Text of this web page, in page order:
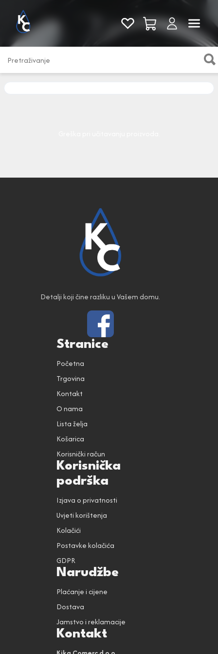
Pogledaj sve
Detalji koji čine razliku u Vašem domu.
Stranice
Početna
Trgovina
Kontakt
O nama
Lista želja
Košarica
Korisnički račun
Korisnička
podrška
Izjava o privatnosti
Uvjeti korištenja
Kolačići
Postavke kolačića
GDPR
Narudžbe
Plaćanje i cijene
Dostava
Jamstvo i reklamacije
Kontakt